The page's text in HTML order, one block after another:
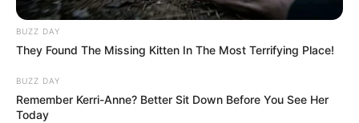
BUZZ DAY
They Found The Missing Kitten In The Most Terrifying Place!
BUZZ DAY
Remember Kerri-Anne? Better Sit Down Before You See Her
Today